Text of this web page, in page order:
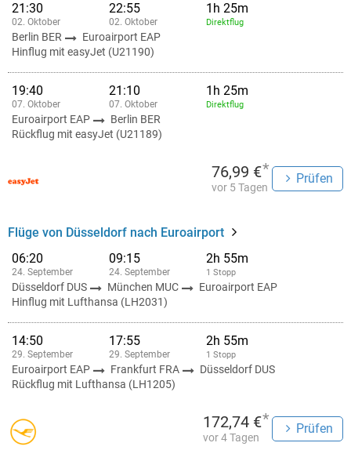
21:30
02. Oktober
22:55
02. Oktober
1h 25m
Direktflug
Berlin BER
Euroairport EAP
Hinflug mit easyJet (U21190)
19:40
07. Oktober
21:10
07. Oktober
1h 25m
Direktflug
Euroairport EAP
Berlin BER
Rückflug mit easyJet (U21189)
76,99 €*
vor 5 Tagen
Prüfen
Flüge von Düsseldorf nach Euroairport
06:20
24. September
09:15
24. September
2h 55m
1 Stopp
Düsseldorf DUS München MUC
Euroairport EAP
Hinflug mit Lufthansa (LH2031)
14:50
29. September
17:55
29. September
2h 55m
1 Stopp
Euroairport EAP Frankfurt FRA
Düsseldorf DUS
Rückflug mit Lufthansa (LH1205)
172,74 €*
vor 4 Tagen
Prüfen